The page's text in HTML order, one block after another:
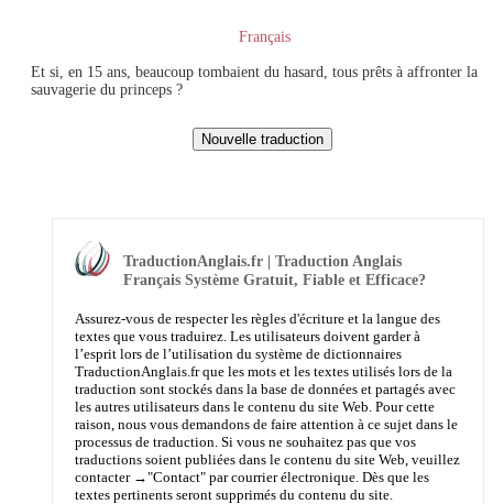
Français
Et si, en 15 ans, beaucoup tombaient du hasard, tous prêts à affronter la
sauvagerie du princeps ?
TraductionAnglais.fr | Traduction Anglais
Français Système Gratuit, Fiable et Efficace?
Assurez-vous de respecter les règles d'écriture et la langue des
textes que vous traduirez. Les utilisateurs doivent garder à
l’esprit lors de l’utilisation du système de dictionnaires
TraductionAnglais.fr que les mots et les textes utilisés lors de la
traduction sont stockés dans la base de données et partagés avec
les autres utilisateurs dans le contenu du site Web. Pour cette
raison, nous vous demandons de faire attention à ce sujet dans le
processus de traduction. Si vous ne souhaitez pas que vos
traductions soient publiées dans le contenu du site Web, veuillez
contacter →"Contact" par courrier électronique. Dès que les
textes pertinents seront supprimés du contenu du site.